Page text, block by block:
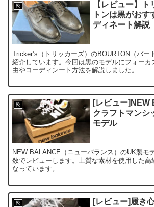
靴
【レビュー】
トンは黒がお
ディネート解説
Tricker’s（トリッカーズ）のBOURTON（バー
紹介しています。今回は黒のモデルにフォーカ
由やコーディンート方法を解説しました。
靴
[レビュー
クラフトマンシ
モデル
NEW BALANCE（ニューバランス）のUK製モ
数でレビューします。上質な素材を使用した高
なっています。
靴
[レビュー]履き